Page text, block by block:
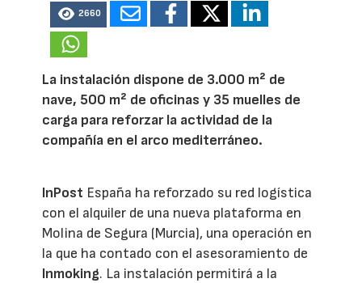
2660
La instalación dispone de 3.000 m² de
nave, 500 m² de oficinas y 35 muelles de
carga para reforzar la actividad de la
compañía en el arco mediterráneo.
InPost España ha reforzado su red logística
con el alquiler de una nueva plataforma en
Molina de Segura (Murcia), una operación en
la que ha contado con el asesoramiento de
Inmoking. La instalación permitirá a la